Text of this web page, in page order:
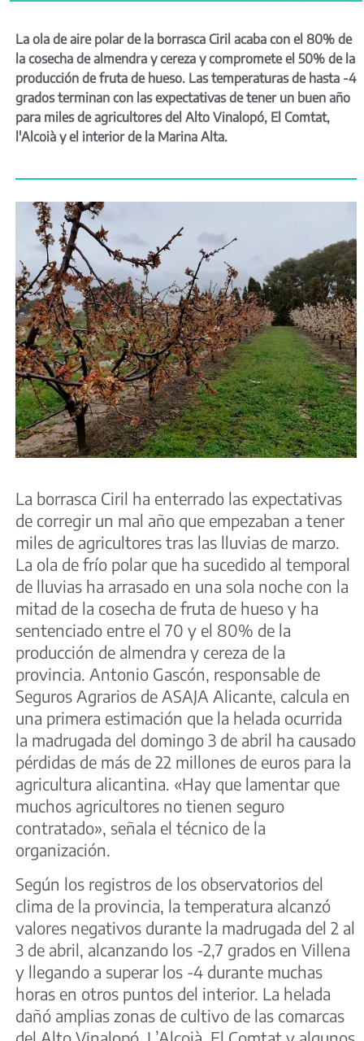
La ola de aire polar de la borrasca Ciril acaba con el 80% de
la cosecha de almendra y cereza y compromete el 50% de la
producción de fruta de hueso. Las temperaturas de hasta -4
grados terminan con las expectativas de tener un buen año
para miles de agricultores del Alto Vinalopó, El Comtat,
l'Alcoià y el interior de la Marina Alta.
La borrasca Ciril ha enterrado las expectativas
de corregir un mal año que empezaban a tener
miles de agricultores tras las lluvias de marzo.
La ola de frío polar que ha sucedido al temporal
de lluvias ha arrasado en una sola noche con la
mitad de la cosecha de fruta de hueso y ha
sentenciado entre el 70 y el 80% de la
producción de almendra y cereza de la
provincia. Antonio Gascón, responsable de
Seguros Agrarios de ASAJA Alicante, calcula en
una primera estimación que la helada ocurrida
la madrugada del domingo 3 de abril ha causado
pérdidas de más de 22 millones de euros para la
agricultura alicantina. «Hay que lamentar que
muchos agricultores no tienen seguro
contratado», señala el técnico de la
organización.
Según los registros de los observatorios del
clima de la provincia, la temperatura alcanzó
valores negativos durante la madrugada del 2 al
3 de abril, alcanzando los -2,7 grados en Villena
y llegando a superar los -4 durante muchas
horas en otros puntos del interior. La helada
dañó amplias zonas de cultivo de las comarcas